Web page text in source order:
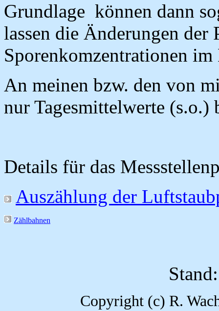
Grundlage können dann
lassen die Änderungen der
Sporenkomzentrationen im
An meinen bzw. den von
nur Tagesmittelwerte (s.o.)
Details für das
Auszählung der
Zählbahnen
Copyright (c) R.